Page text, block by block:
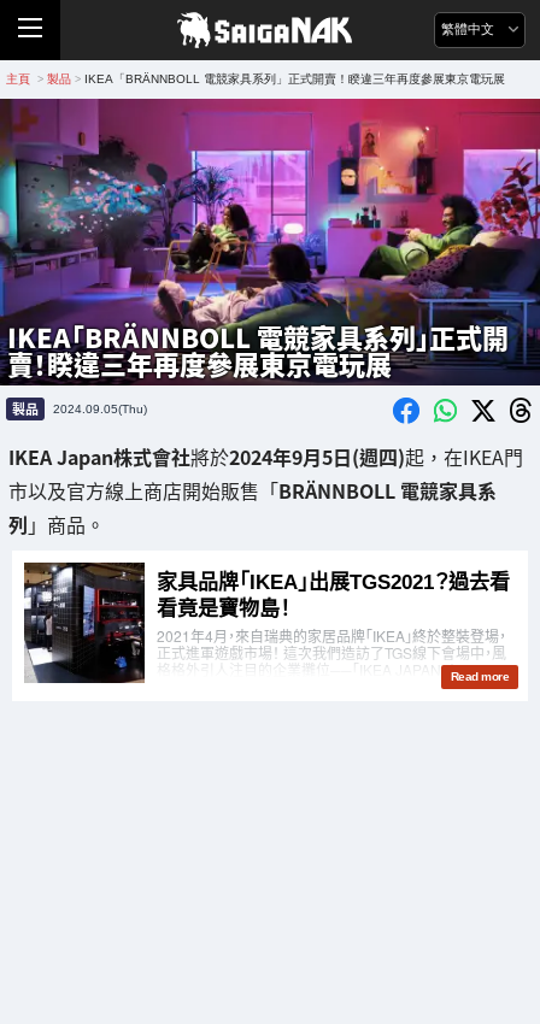
繁體中文
主頁 > 製品 > IKEA「BRÄNNBOLL 電競家具系列」正式開賣！睽違三年再度參展東京電玩展
IKEA「BRÄNNBOLL 電競家具系列」正式開
賣！睽違三年再度參展東京電玩展
製品 2024.09.05(Thu)
IKEA Japan株式會社將於2024年9月5日(週四)起，在IKEA門
市以及官方線上商店開始販售「BRÄNNBOLL 電競家具系
列 」商品。